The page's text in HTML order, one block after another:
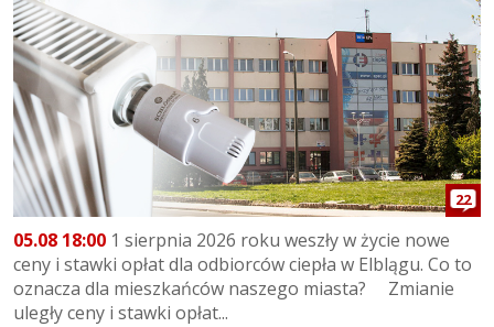
22
05.08 18:00 1 sierpnia 2026 roku weszły w życie nowe
ceny i stawki opłat dla odbiorców ciepła w Elblągu. Co to
oznacza dla mieszkańców naszego miasta? Zmianie
uległy ceny i stawki opłat...